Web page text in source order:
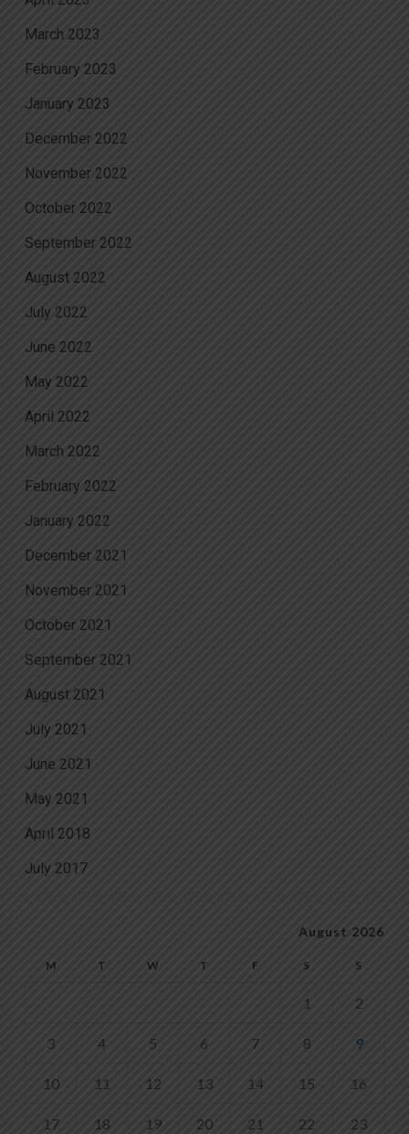
March 2023
February 2023
January 2023
December 2022
November 2022
October 2022
September 2022
August 2022
July 2022
June 2022
May 2022
April 2022
March 2022
February 2022
January 2022
December 2021
November 2021
October 2021
September 2021
August 2021
July 2021
June 2021
May 2021
April 2018
July 2017
August 2026
M T W T F S S
1 2
3 4 5 6 7 8 9
10 11 12 13 14 15 16
17 18 19 20 21 22 23